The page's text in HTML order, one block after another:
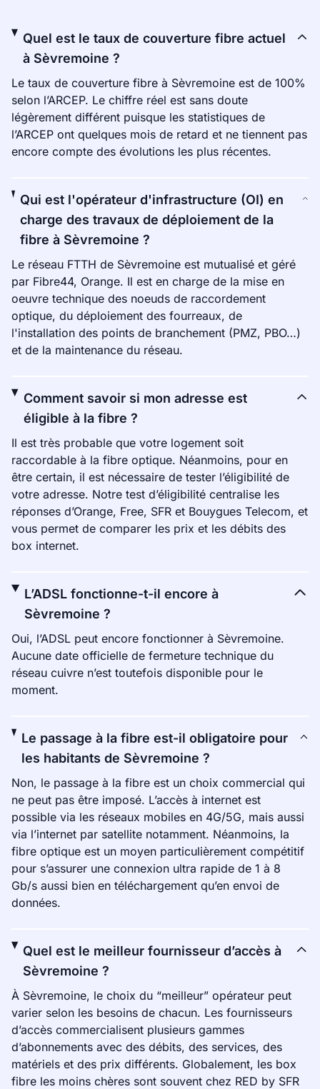
Quel est le taux de couverture fibre actuel
à Sèvremoine ?
Le taux de couverture fibre à Sèvremoine est de 100%
selon l’ARCEP. Le chiffre réel est sans doute
légèrement différent puisque les statistiques de
l’ARCEP ont quelques mois de retard et ne tiennent pas
encore compte des évolutions les plus récentes.
Qui est l'opérateur d'infrastructure (OI) en
charge des travaux de déploiement de la
fibre à Sèvremoine ?
Le réseau FTTH de Sèvremoine est mutualisé et géré
par Fibre44, Orange. Il est en charge de la mise en
oeuvre technique des noeuds de raccordement
optique, du déploiement des fourreaux, de
l'installation des points de branchement (PMZ, PBO…)
et de la maintenance du réseau.
Comment savoir si mon adresse est
éligible à la fibre ?
Il est très probable que votre logement soit
raccordable à la fibre optique. Néanmoins, pour en
être certain, il est nécessaire de tester l’éligibilité de
votre adresse. Notre test d’éligibilité centralise les
réponses d’Orange, Free, SFR et Bouygues Telecom, et
vous permet de comparer les prix et les débits des
box internet.
L’ADSL fonctionne-t-il encore à
Sèvremoine ?
Oui, l’ADSL peut encore fonctionner à Sèvremoine.
Aucune date officielle de fermeture technique du
réseau cuivre n’est toutefois disponible pour le
moment.
Le passage à la fibre est-il obligatoire pour
les habitants de Sèvremoine ?
Non, le passage à la fibre est un choix commercial qui
ne peut pas être imposé. L’accès à internet est
possible via les réseaux mobiles en 4G/5G, mais aussi
via l’internet par satellite notamment. Néanmoins, la
fibre optique est un moyen particulièrement compétitif
pour s’assurer une connexion ultra rapide de 1 à 8
Gb/s aussi bien en téléchargement qu’en envoi de
données.
Quel est le meilleur fournisseur d’accès à
Sèvremoine ?
À Sèvremoine, le choix du “meilleur” opérateur peut
varier selon les besoins de chacun. Les fournisseurs
d’accès commercialisent plusieurs gammes
d’abonnements avec des débits, des services, des
matériels et des prix différents. Globalement, les box
fibre les moins chères sont souvent chez RED by SFR